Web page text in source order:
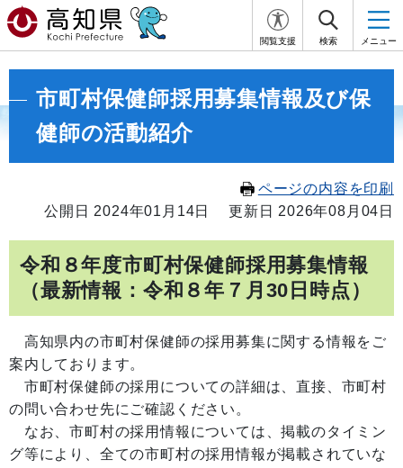
閲覧支援 検索 メニュー
市町村保健師採用募集情報及び保
健師の活動紹介
ページの内容を印刷
公開日 2024年01月14日
更新日 2026年08月04日
令和８年度市町村保健師採用募集情報
（最新情報：令和８年７月30日時点）
高知県内の市町村保健師の採用募集に関する情報をご
案内しております。
市町村保健師の採用についての詳細は、直接、市町村
の問い合わせ先にご確認ください。
なお、市町村の採用情報については、掲載のタイミン
グ等により、全ての市町村の採用情報が掲載されていな